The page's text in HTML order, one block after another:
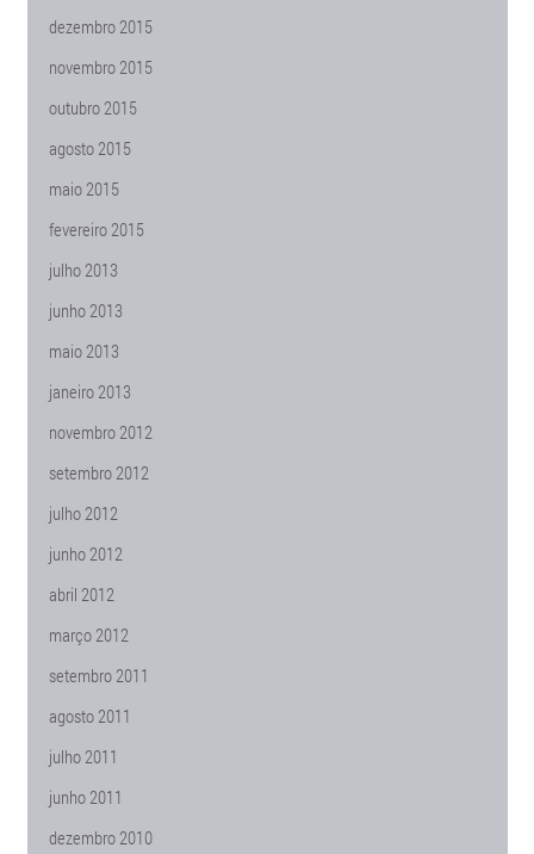
dezembro 2015
novembro 2015
outubro 2015
agosto 2015
maio 2015
fevereiro 2015
julho 2013
junho 2013
maio 2013
janeiro 2013
novembro 2012
setembro 2012
julho 2012
junho 2012
abril 2012
março 2012
setembro 2011
agosto 2011
julho 2011
junho 2011
dezembro 2010